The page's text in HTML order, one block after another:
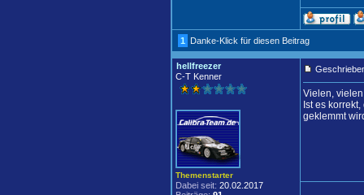
1 Danke-Klick für diesen Beitrag
hellfreezer
C-T Kenner
Themenstarter
Dabei seit: 20.02.2017
Vielen,
Ist es
geklemmt